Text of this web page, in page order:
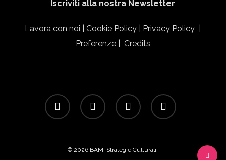
Iscriviti alla nostra Newsletter
Lavora con noi |Cookie Policy Privacy Policy
Preferenze
Credits
facebook linkedin instagram email
© 2026 BAM! Strategie Culturali.